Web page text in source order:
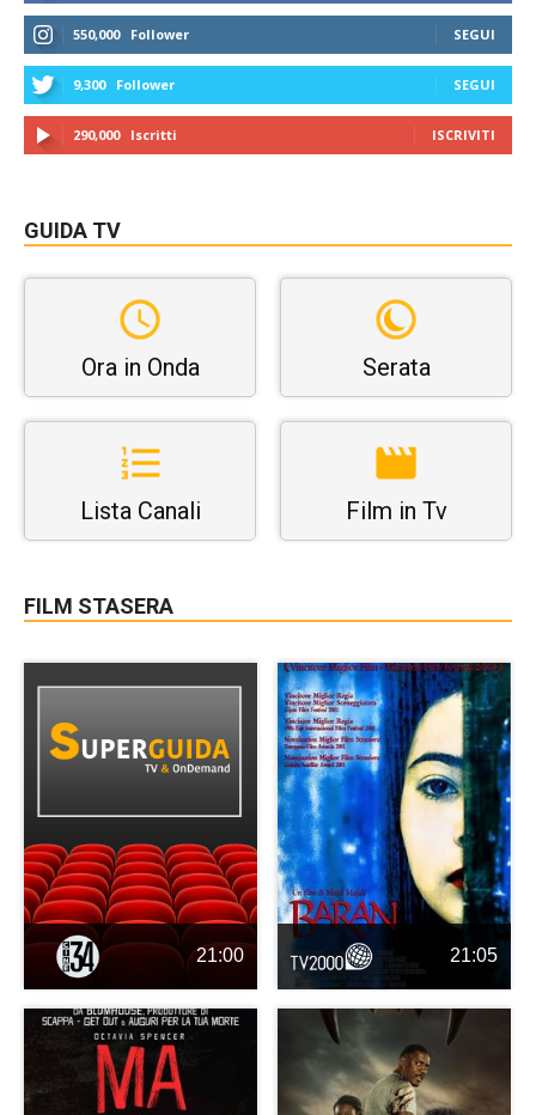
550,000 Follower SEGUI
9,300 Follower SEGUI
290,000 Iscritti ISCRIVITI
GUIDA TV
Ora in Onda Serata
Lista Canali Film in Tv
FILM STASERA
21:00 21:05